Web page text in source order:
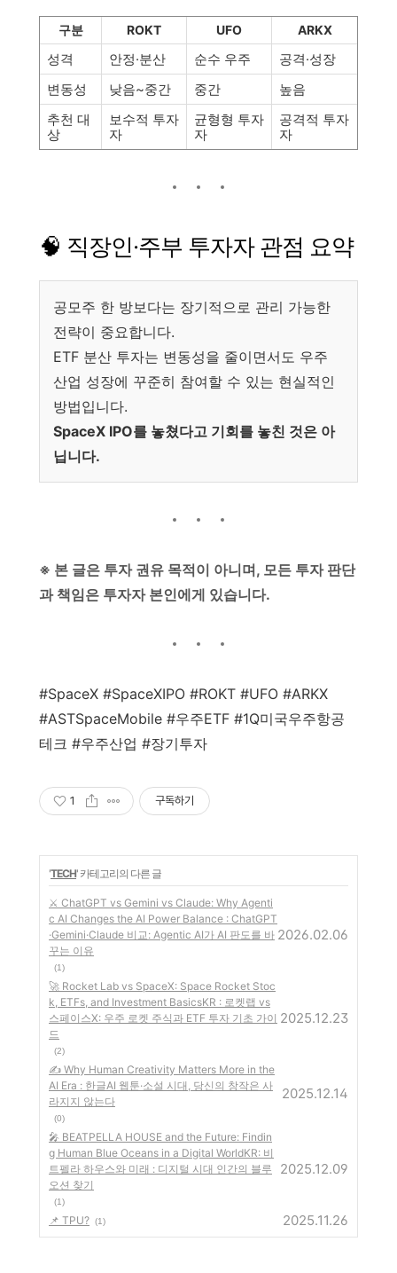
구분 ROKT UFO ARKX
성격 안정·분산 순수 우주
공격·성장
변동성
낮음~중간 중간
높음
추천 대
상
보수적 투자
자
균형형 투자
자
공격적 투자
자
🧠 직장인·주부 투자자 관점 요약
공모주 한 방보다는 장기적으로 관리 가능한
전략이 중요합니다.
ETF 분산 투자는 변동성을 줄이면서도 우주
산업 성장에 꾸준히 참여할 수 있는 현실적인
방법입니다.
SpaceX IPO를 놓쳤다고 기회를 놓친 것은 아
닙니다.
※ 본 글은 투자 권유 목적이 아니며, 모든 투자 판단
과 책임은 투자자 본인에게 있습니다.
#SpaceX #SpaceXIPO #ROKT #UFO #ARKX
#ASTSpaceMobile #우주ETF #1Q미국우주항공
테크 #우주산업 #장기투자
1 구독하기
'TECH' 카테고리의 다른 글
⚔️ ChatGPT vs Gemini vs Claude: Why Agenti
c AI Changes the AI Power Balance : ChatGPT
·Gemini·Claude 비교: Agentic AI가 AI 판도를 바
꾸는 이유
(1)
2026.02.06
🚀 Rocket Lab vs SpaceX: Space Rocket Stoc
k, ETFs, and Investment BasicsKR : 로켓랩 vs
스페이스X: 우주 로켓 주식과 ETF 투자 기초 가이
드
(2)
2025.12.23
✍️ Why Human Creativity Matters More in the
AI Era : 한글AI 웹툰·소설 시대, 당신의 창작은 사
라지지 않는다
(0)
2025.12.14
🎤 BEATPELLA HOUSE and the Future: Findin
g Human Blue Oceans in a Digital WorldKR: 비
트펠라 하우스와 미래 : 디지털 시대 인간의 블루
오션 찾기
(1)
2025.12.09
📌 TPU? (1) 2025.11.26